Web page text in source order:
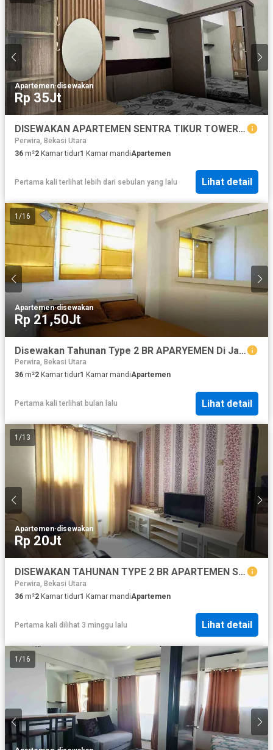
Apartemen·disewakan
Rp 35Jt
DISEWAKAN APARTEMEN SENTRA TIKUR TOWER SHAPIRE
Perwira, Bekasi Utara
36 m²2 Kamar tidur1 Kamar mandiApartemen
Pertama kali terlihat lebih dari sebulan yang lalu Lihat detail
1 /16
Apartemen·disewakan
Rp 21,50Jt
Disewakan Tahunan Type 2 BR APARYEMEN Di Jakarta Timur
Perwira, Bekasi Utara
36 m²2 Kamar tidur1 Kamar mandiApartemen
Pertama kali terlihat bulan lalu Lihat detail
1 /13
Apartemen·disewakan
Rp 20Jt
DISEWAKAN TAHUNAN TYPE 2 BR APARTEMEN SENTRA TIMUR
Perwira, Bekasi Utara
36 m²2 Kamar tidur1 Kamar mandiApartemen
Pertama kali dilihat 3 minggu lalu Lihat detail
1 /16